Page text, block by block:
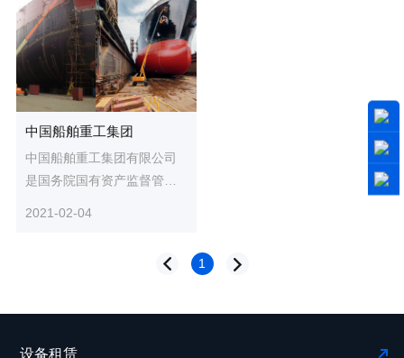
中国船舶重工集团
中国船舶重工集团有限公司
是国务院国有资产监督管理
2021-02-04
1
设备租赁